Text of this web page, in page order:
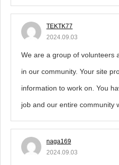
TEKTK77
2024.09.03
We are a group of volunteers
in our community. Your site
information to work on. You
job and our entire community
naga169
2024.09.03